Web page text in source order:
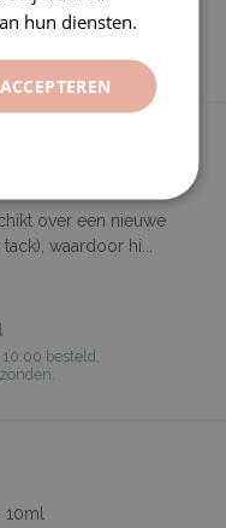
over een nieuwe
waardoor hi...
besteld,
10ml
hun diensten.